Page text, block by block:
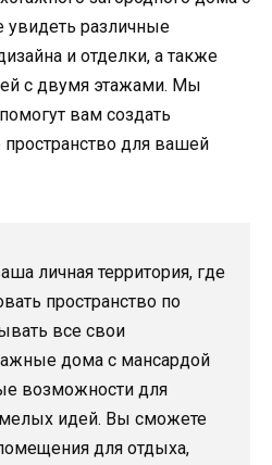
различные
и отделки, а также
с двумя этажами. Мы
вам создать
для вашей
личная территория, где
пространство по
все свои
дома с мансардой
возможности для
идей. Вы сможете
для отдыха,